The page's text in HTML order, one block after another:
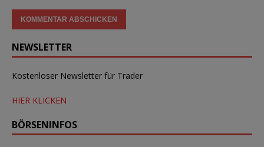
NEWSLETTER
Kostenloser Newsletter für Trader
HIER KLICKEN
BÖRSENINFOS